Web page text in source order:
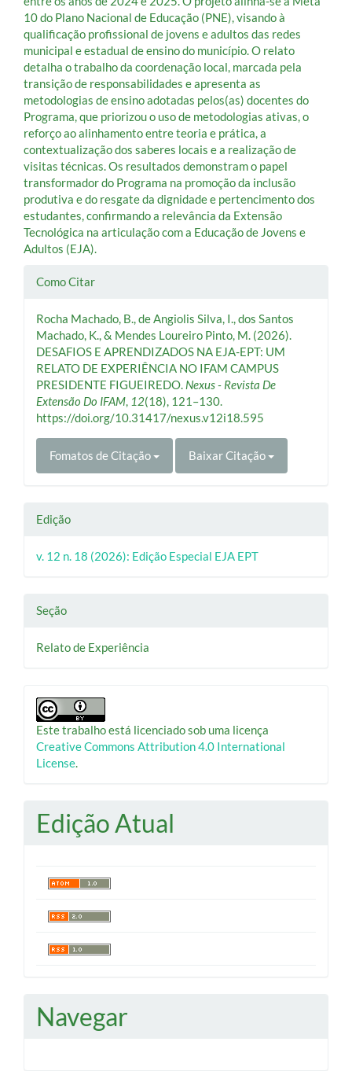
10 do Plano Nacional de Educação (PNE), visando à
qualificação profissional de jovens e adultos das redes
municipal e estadual de ensino do município. O relato
detalha o trabalho da coordenação local, marcada pela
transição de responsabilidades e apresenta as
metodologias de ensino adotadas pelos(as) docentes do
Programa, que priorizou o uso de metodologias ativas, o
reforço ao alinhamento entre teoria e prática, a
contextualização dos saberes locais e a realização de
visitas técnicas. Os resultados demonstram o papel
transformador do Programa na promoção da inclusão
produtiva e do resgate da dignidade e pertencimento dos
estudantes, confirmando a relevância da Extensão
Tecnológica na articulação com a Educação de Jovens e
Adultos (EJA).
Detalhes
artigo
Como Citar
Rocha Machado, B., de Angiolis Silva, I., dos Santos
Machado, K., & Mendes Loureiro Pinto, M. (2026).
DESAFIOS E APRENDIZADOS NA EJA-EPT: UM
RELATO DE EXPERIÊNCIA NO IFAM CAMPUS
PRESIDENTE FIGUEIREDO. Nexus - Revista De
Extensão Do IFAM, 12(18), 121–130.
https://doi.org/10.31417/nexus.v12i18.595
Fomatos de Citação Baixar Citação
Edição
v. 12 n. 18 (2026): Edição Especial EJA EPT
Seção
Relato de Experiência
Este trabalho está licenciado sob uma licença
Creative Commons Attribution 4.0 International
License.
Edição Atual
Navegar